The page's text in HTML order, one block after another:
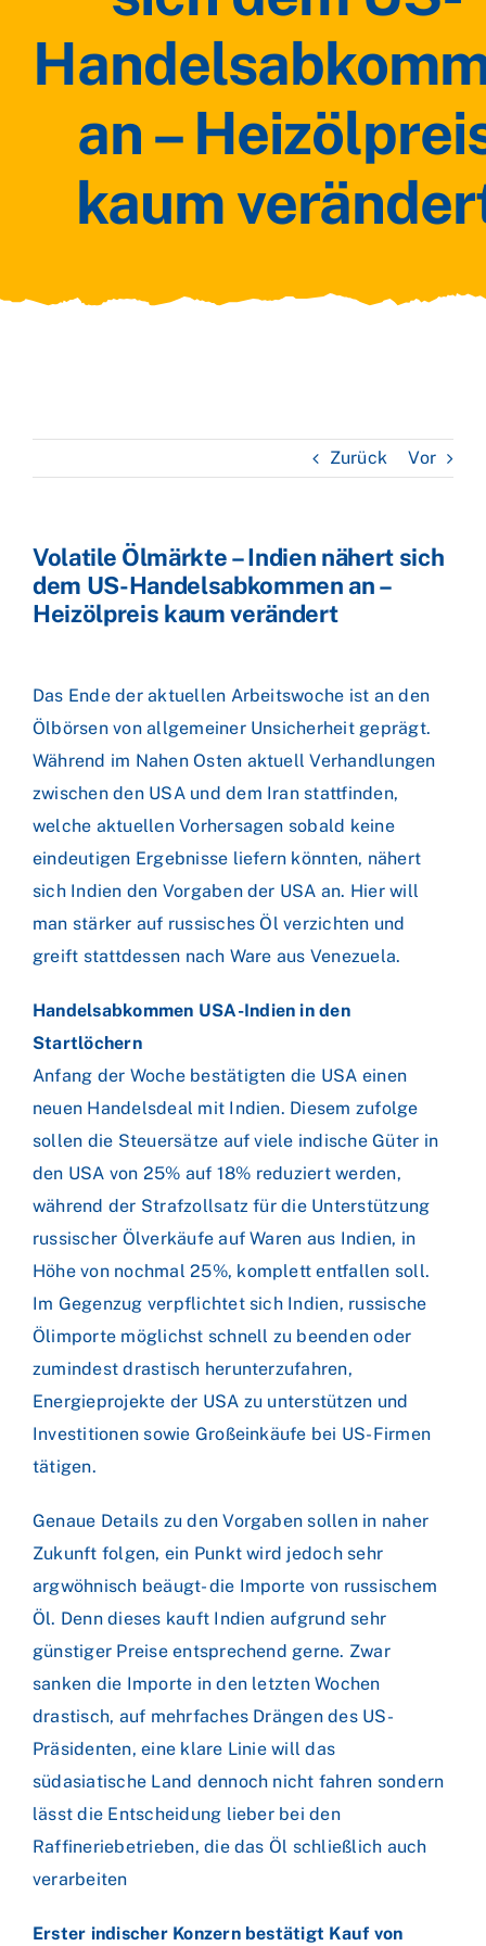
an –
kaum
Zurück Vor
Volatile Ölmärkte – Indien nähert sich
dem US-Handelsabkommen an –
Heizölpreis kaum verändert
Das Ende der aktuellen Arbeitswoche ist an den
Ölbörsen von allgemeiner Unsicherheit geprägt.
Während im Nahen Osten aktuell Verhandlungen
zwischen den USA und dem Iran stattfinden,
welche aktuellen Vorhersagen sobald keine
eindeutigen Ergebnisse liefern könnten, nähert
sich Indien den Vorgaben der USA an. Hier will
man stärker auf russisches Öl verzichten und
greift stattdessen nach Ware aus Venezuela.
Handelsabkommen USA-Indien in den
Startlöchern
Anfang der Woche bestätigten die USA einen
neuen Handelsdeal mit Indien. Diesem zufolge
sollen die Steuersätze auf viele indische Güter in
den USA von 25% auf 18% reduziert werden,
während der Strafzollsatz für die Unterstützung
russischer Ölverkäufe auf Waren aus Indien, in
Höhe von nochmal 25%, komplett entfallen soll.
Im Gegenzug verpflichtet sich Indien, russische
Ölimporte möglichst schnell zu beenden oder
zumindest drastisch herunterzufahren,
Energieprojekte der USA zu unterstützen und
Investitionen sowie Großeinkäufe bei US-Firmen
tätigen.
Genaue Details zu den Vorgaben sollen in naher
Zukunft folgen, ein Punkt wird jedoch sehr
argwöhnisch beäugt- die Importe von russischem
Öl. Denn dieses kauft Indien aufgrund sehr
günstiger Preise entsprechend gerne. Zwar
sanken die Importe in den letzten Wochen
drastisch, auf mehrfaches Drängen des US-
Präsidenten, eine klare Linie will das
südasiatische Land dennoch nicht fahren sondern
lässt die Entscheidung lieber bei den
Raffineriebetrieben, die das Öl schließlich auch
verarbeiten
Erster indischer Konzern bestätigt Kauf von